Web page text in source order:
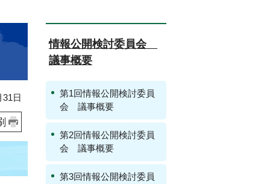
日
情報公開検討委員会
議事概要
第1回情報公開検討委員
会 議事概要
第2回情報公開検討委員
会 議事概要
第3回情報公開検討委員